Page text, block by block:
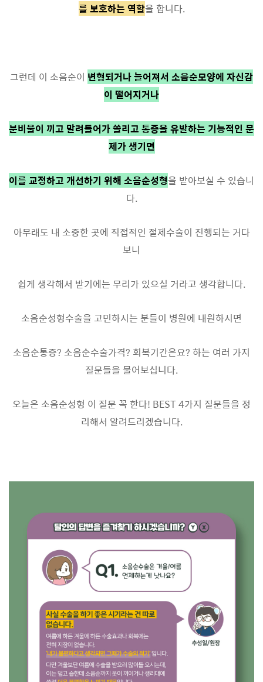
를 보호하는 역할을 합니다.
그런데 이 소음순이 변형되거나 늘어져서 소음순모양에 자신감
이 떨어지거나
분비물이 끼고 말려들어가 쓸리고 통증을 유발하는 기능적인 문
제가 생기면
이를 교정하고 개선하기 위해 소음순성형을 받아보실 수 있습니
다.
아무래도 내 소중한 곳에 직접적인 절제수술이 진행되는 거다
보니
쉽게 생각해서 받기에는 무리가 있으실 거라고 생각합니다.
소음순성형수술을 고민하시는 분들이 병원에 내원하시면
소음순통증? 소음순수술가격? 회복기간은요? 하는 여러 가지
질문들을 물어보십니다.
오늘은 소음순성형 이 질문 꼭 한다! BEST 4가지 질문들을 정
리해서 알려드리겠습니다.